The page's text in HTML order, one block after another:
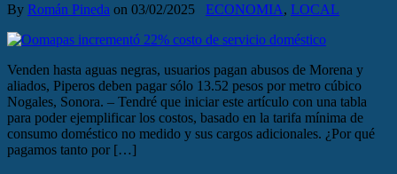
By Román Pineda on 03/02/2025 ECONOMIA, LOCAL
Venden hasta aguas negras, usuarios pagan abusos de Morena y
aliados, Piperos deben pagar sólo 13.52 pesos por metro cúbico
Nogales, Sonora. – Tendré que iniciar este artículo con una tabla
para poder ejemplificar los costos, basado en la tarifa mínima de
consumo doméstico no medido y sus cargos adicionales. ¿Por qué
pagamos tanto por […]